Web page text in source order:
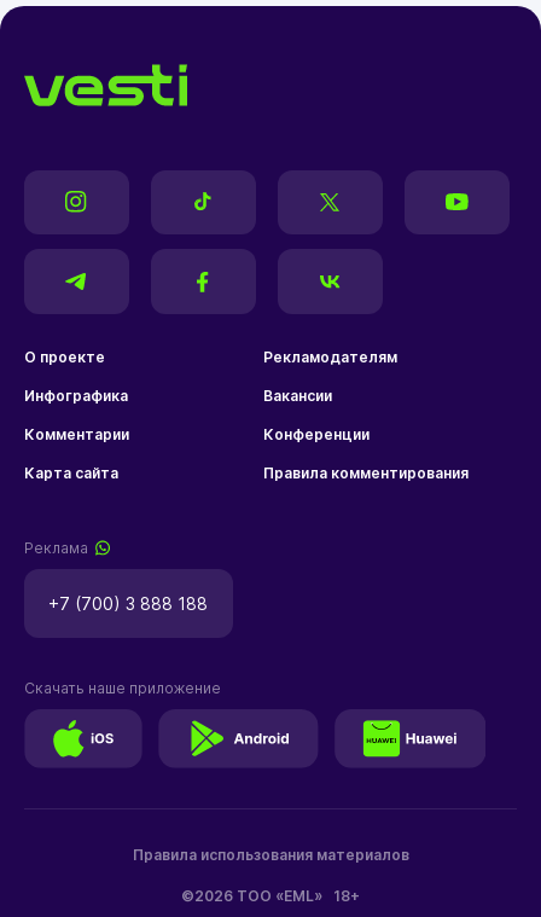
О проекте Рекламодателям
Инфографика Вакансии
Комментарии Конференции
Карта сайта Правила комментирования
Реклама
+7 (700) 3 888 188
©2026 ТОО «EML» 18+
Правила использования материалов
Скачать наше приложение